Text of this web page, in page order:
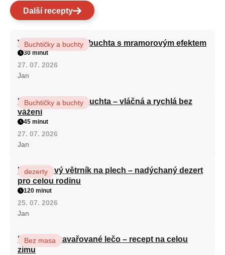
Další recepty
Vláčná olejová litá buchta s mramorovým efektem
Buchtičky a buchty
30 minut
27. 07. 2026
Jan
Hrnková maková buchta – vláčná a rychlá bez
vážení
Buchtičky a buchty
45 minut
27. 07. 2026
Jan
Karamelový větrník na plech – nadýchaný dezert
pro celou rodinu
dezerty
120 minut
25. 07. 2026
Jan
Babiččino zavařované lečo – recept na celou
zimu
Bez masa